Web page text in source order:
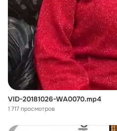
VID-20181026-WA0070.mp4
1 717 просмотров